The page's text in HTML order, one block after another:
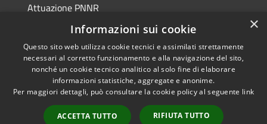
Attuazione PNNR
Whistleblowing
RSS
Accessibilità
Copyright © 2026 • Comune di
Municipium•
Accesso
×
Informazioni sui cookie
Questo sito web utilizza cookie tecnici e assimilati strettamente
necessari al corretto funzionamento e alla navigazione del sito,
nonché un cookie tecnico analitico al solo fine di elaborare
informazioni statistiche, aggregate e anonime.
Per maggiori dettagli, può consultare la cookie policy al seguente link
ACCETTA TUTTO RIFIUTA TUTTO